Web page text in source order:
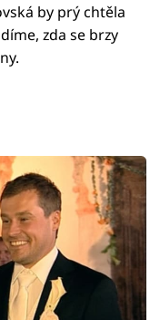
by prý chtěla
zda se brzy